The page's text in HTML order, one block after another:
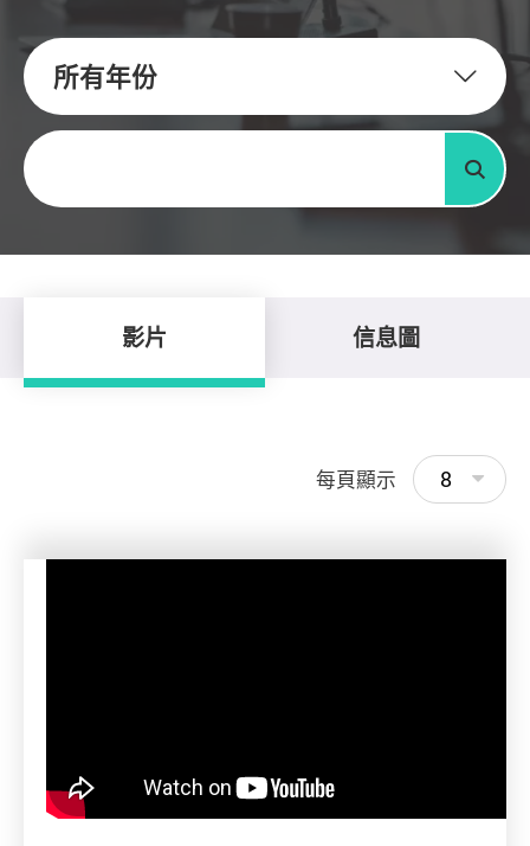
所有年份
關鍵字
搜尋
影片 信息圖
每頁顯示 8